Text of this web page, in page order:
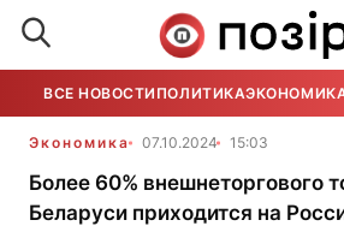
ВСЕ НОВОСТИ ПОЛИТИКА
Экономика 07.10.2024 15:03
Более 60% внешнеторгового
Беларуси приходится на